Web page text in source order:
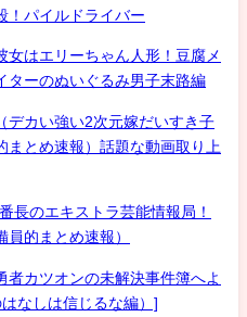
！パイルドライバー
はエリーちゃん人形！豆腐メ
ターのぬいぐるみ男子末路編
デカい強い2次元嫁だいすき子
まとめ速報）話題な動画取り上
長のエキストラ芸能情報局！
員的まとめ速報）
カツオンの未解決事件簿へよ
なしは信じるな編）]